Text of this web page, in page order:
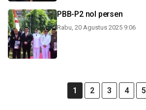
PBB-P2 nol persen
Rabu, 20 Agustus 2025 9:06
1 2 3 4 5